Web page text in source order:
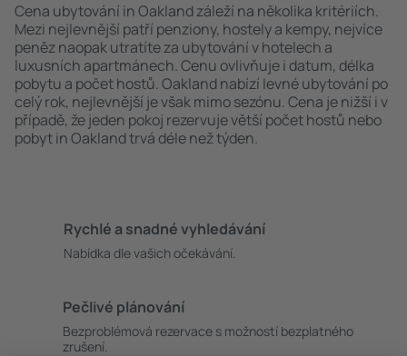
Cena ubytování in Oakland záleží na několika kritériích.
Mezi nejlevnější patří penziony, hostely a kempy, nejvíce
peněz naopak utratíte za ubytování v hotelech a
luxusních apartmánech. Cenu ovlivňuje i datum, délka
pobytu a počet hostů. Oakland nabízí levné ubytování po
celý rok, nejlevnější je však mimo sezónu. Cena je nižší i v
případě, že jeden pokoj rezervuje větší počet hostů nebo
pobyt in Oakland trvá déle než týden.
Rychlé a snadné vyhledávání
Nabídka dle vašich očekávání.
Pečlivé plánování
Bezproblémová rezervace s možností bezplatného
zrušení.